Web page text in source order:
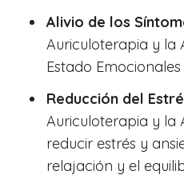
Alivio de los
Auriculoterapia y la
Estado Emocionales
Reducción del
Auriculoterapia y la
reducir estrés y
relajación y el